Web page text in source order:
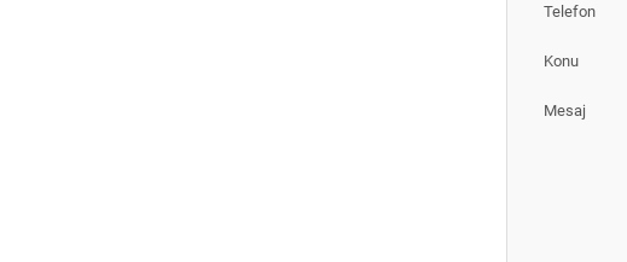
Telefon
Konu
Mesaj